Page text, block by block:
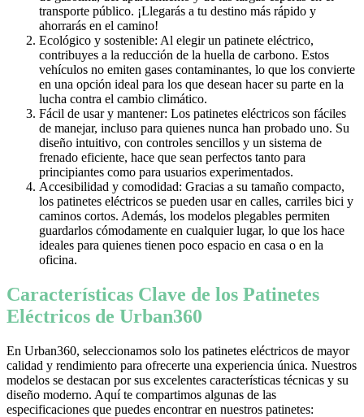
transporte público. ¡Llegarás a tu destino más rápido y
ahorrarás en el camino!
Ecológico y sostenible: Al elegir un patinete eléctrico,
contribuyes a la reducción de la huella de carbono. Estos
vehículos no emiten gases contaminantes, lo que los convierte
en una opción ideal para los que desean hacer su parte en la
lucha contra el cambio climático.
Fácil de usar y mantener: Los patinetes eléctricos son fáciles
de manejar, incluso para quienes nunca han probado uno. Su
diseño intuitivo, con controles sencillos y un sistema de
frenado eficiente, hace que sean perfectos tanto para
principiantes como para usuarios experimentados.
Accesibilidad y comodidad: Gracias a su tamaño compacto,
los patinetes eléctricos se pueden usar en calles, carriles bici y
caminos cortos. Además, los modelos plegables permiten
guardarlos cómodamente en cualquier lugar, lo que los hace
ideales para quienes tienen poco espacio en casa o en la
oficina.
Características Clave de los Patinetes
Eléctricos de Urban360
En Urban360, seleccionamos solo los patinetes eléctricos de mayor
calidad y rendimiento para ofrecerte una experiencia única. Nuestros
modelos se destacan por sus excelentes características técnicas y su
diseño moderno. Aquí te compartimos algunas de las
especificaciones que puedes encontrar en nuestros patinetes: